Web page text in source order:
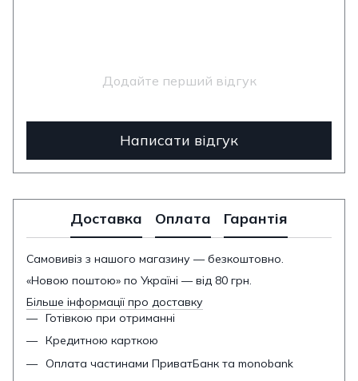
Додайте перший відгук
Написати відгук
Доставка Оплата Гарантія
Самовивіз з нашого магазину — безкоштовно.
«Новою поштою» по Україні — від 80 грн.
Більше інформації про доставку
Готівкою при отриманні
Кредитною карткою
Оплата частинами ПриватБанк та monobank